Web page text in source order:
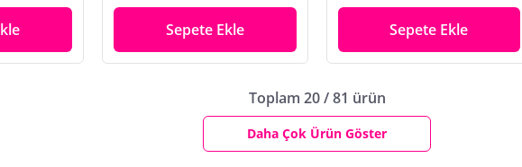
Sepete Ekle Sepete Ekle
Toplam 20 / 81 ürün
Daha Çok Ürün Göster